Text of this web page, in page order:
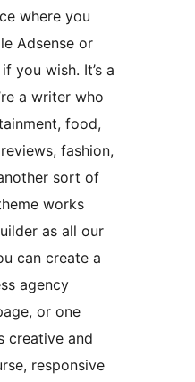
where you
Adsense or
you wish. It’s a
a writer who
food,
fashion,
sort of
works
as all our
can create a
agency
or one
creative and
responsive